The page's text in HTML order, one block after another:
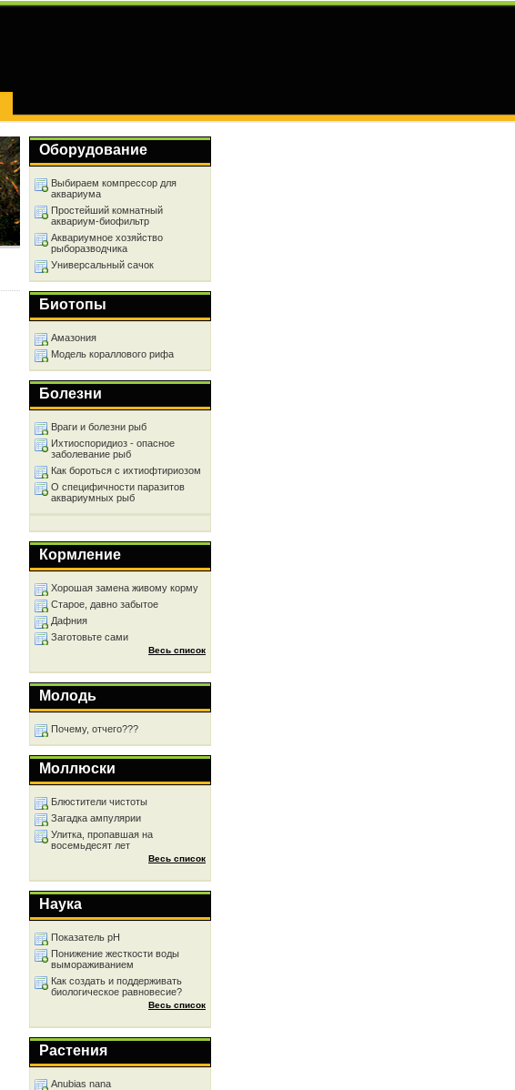
Оборудование
Выбираем компрессор для
аквариума
Простейший комнатный
аквариум-биофильтр
Аквариумное хозяйство
рыборазводчика
Универсальный сачок
Биотопы
Амазония
Модель кораллового рифа
Болезни
Враги и болезни рыб
Ихтиоспоридиоз - опасное
заболевание рыб
Как бороться с ихтиофтириозом
О специфичности паразитов
аквариумных рыб
Кормление
Хорошая замена живому корму
Старое, давно забытое
Дафния
Заготовьте сами
Весь список
Молодь
Почему, отчего???
Моллюски
Блюстители чистоты
Загадка ампулярии
Улитка, пропавшая на
восемьдесят лет
Весь список
Наука
Показатель рН
Понижение жесткоcти воды
вымораживанием
Как создать и поддерживать
биологическое равновесие?
Весь список
Растения
Anubias nana